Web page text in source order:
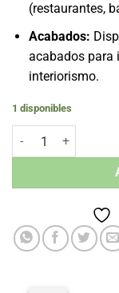
(restaurantes,
Acabados:
acabados para
interiorismo.
1 disponibles
Silla con Brazos